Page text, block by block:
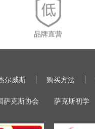
品牌直营
尔威斯 购买方法
萨克斯协会 萨克斯初学